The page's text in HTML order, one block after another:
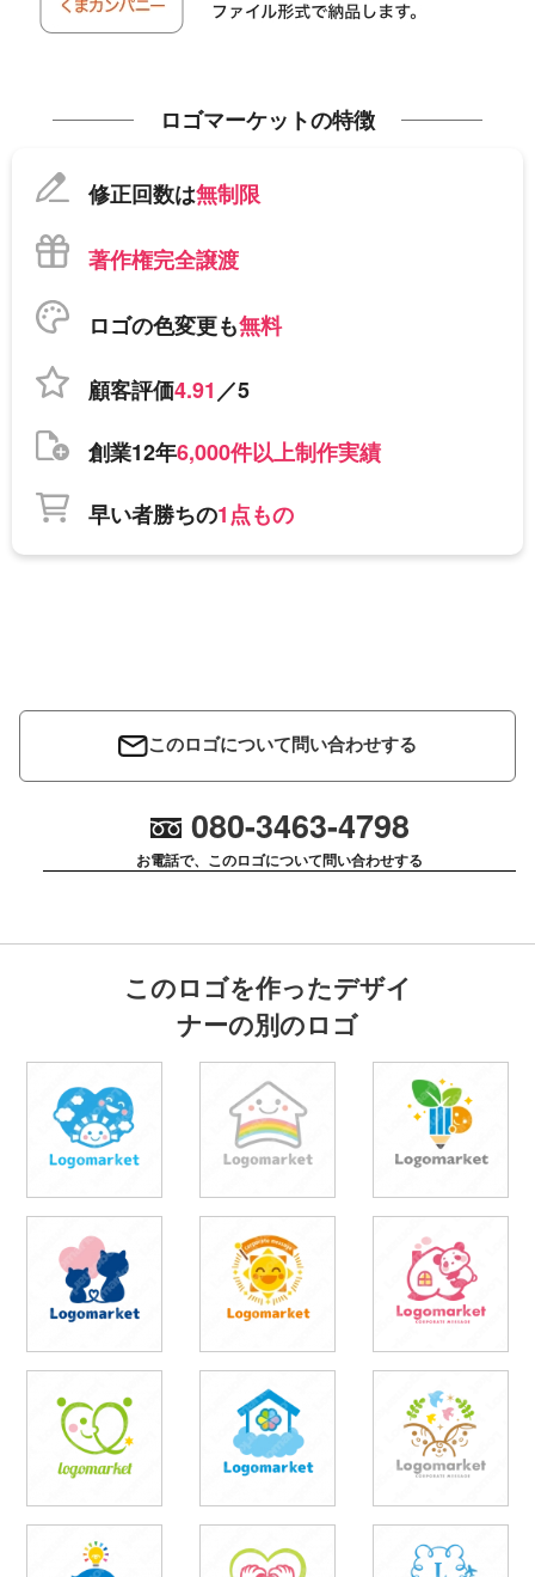
ロゴマーケットの特徴
修正回数は無制限
著作権完全譲渡
ロゴの色変更も無料
顧客評価4.91／5
創業12年6,000件以上制作実績
早い者勝ちの1点もの
このロゴについて問い合わせする
080-3463-4798
お電話で、このロゴについて問い合わせする
このロゴを作ったデザイ
ナーの別のロゴ